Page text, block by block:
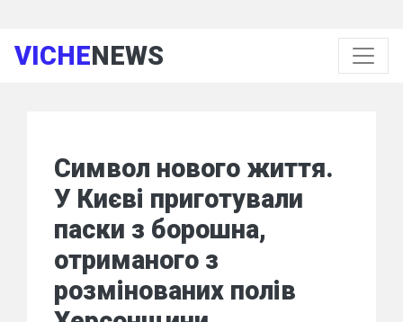
VICHENEWS
Символ нового життя.
У Києві приготували
паски з борошна,
отриманого з
розмінованих полів